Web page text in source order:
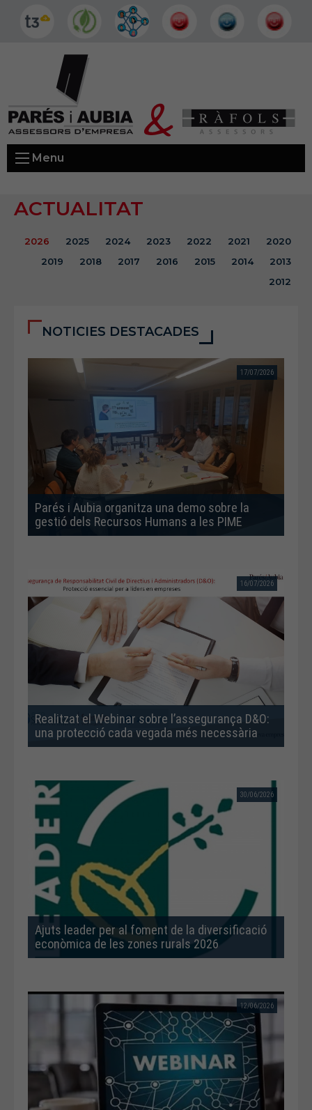
Menu
ACTUALITAT
2026 2025 2024 2023 2022 2021
2020
2019
2018 2017 2016 2015 2014
2013
2012
NOTICIES DESTACADES
17/07/2026
Parés i Aubia organitza una demo sobre la
gestió dels Recursos Humans a les PIME
16/07/2026
Realitzat el Webinar sobre l’assegurança D&O:
una protecció cada vegada més necessària
30/06/2026
Ajuts leader per al foment de la diversificació
econòmica de les zones rurals 2026
12/06/2026